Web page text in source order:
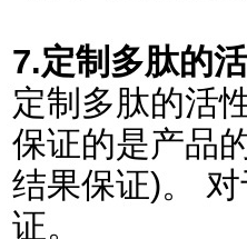
7.定制多肽的
定制多肽的活
保证的是产品
结果保证)。
证。